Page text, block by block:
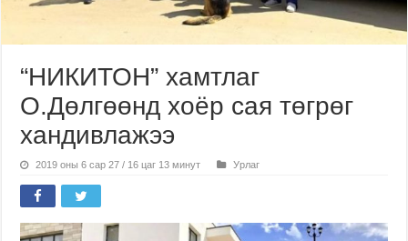
“НИКИТОН” хамтлаг
О.Дөлгөөнд хоёр сая төгрөг
хандивлажээ
2019 оны 6 сар 27 / 16 цаг 13 минут Урлаг